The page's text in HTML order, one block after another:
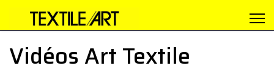
Vidéos Art Textile